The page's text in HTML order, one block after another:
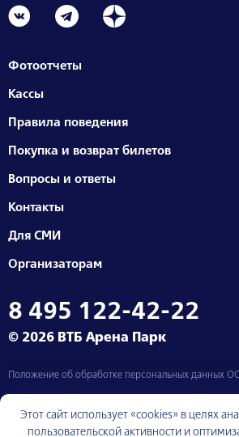
Фотоотчеты
Кассы
Правила поведения
Покупка и возврат билетов
Вопросы и ответы
Контакты
Для СМИ
Организаторам
8 495 122-42-22
© 2026 ВТБ Арена Парк
Положение об обработке персональных данных
Этот сайт использует «cookies» в целях
пользовательской активности и